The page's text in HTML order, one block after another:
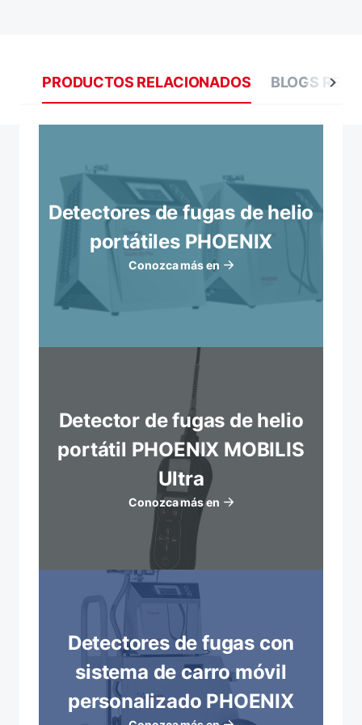
PRODUCTOS RELACIONADOS BLOGS
Detectores de fugas de helio
portátiles PHOENIX
Conozca más en
Detector de fugas de helio
portátil PHOENIX MOBILIS
Ultra
Conozca más en
Detectores de fugas con
sistema de carro móvil
personalizado PHOENIX